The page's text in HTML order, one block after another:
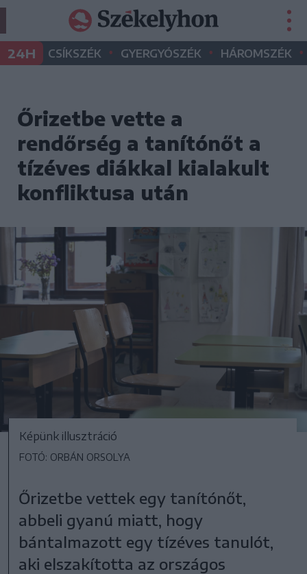
24H CSÍKSZÉK • GYERGYÓSZÉK • HÁROMSZÉK •
Őrizetbe vette a
rendőrség a tanítónőt a
tízéves diákkal kialakult
konfliktusa után
Képünk illusztráció
FOTÓ: ORBÁN ORSOLYA
Őrizetbe vettek egy tanítónőt,
abbeli gyanú miatt, hogy
bántalmazott egy tízéves tanulót,
aki elszakította az országos